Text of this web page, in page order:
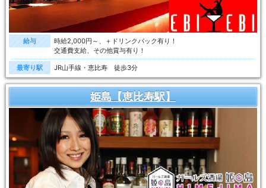
給与
時給2,000円～、＋ドリンクバック有り！
交通費支給、その他賞与有り！
最寄り駅 JR山手線・恵比寿 徒歩3分
姫島【恵比寿駅】